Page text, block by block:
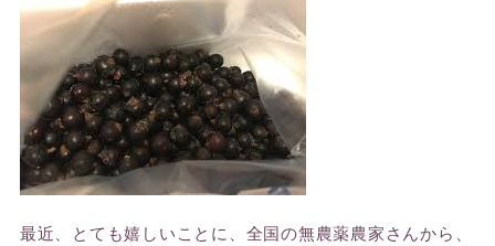
最近、とても嬉しいことに、全国の無農薬農家さんから、